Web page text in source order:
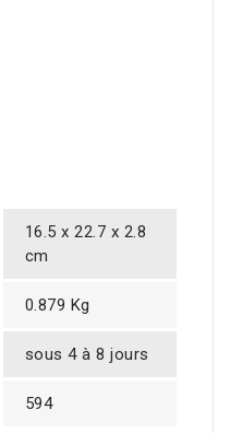
16.5 x 22.7 x 2.8
cm
0.879 Kg
sous 4 à 8 jours
594